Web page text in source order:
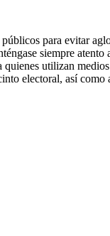
para evitar
siempre
quienes utilizan
electoral, así